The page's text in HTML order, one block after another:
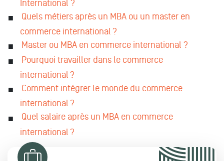
International ?
Quels métiers après un MBA ou un master en
commerce international ?
Master ou MBA en commerce international ?
Pourquoi travailler dans le commerce
international ?
Comment intégrer le monde du commerce
international ?
Quel salaire après un MBA en commerce
international ?